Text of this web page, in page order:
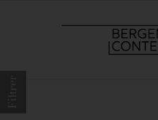
Filtrer